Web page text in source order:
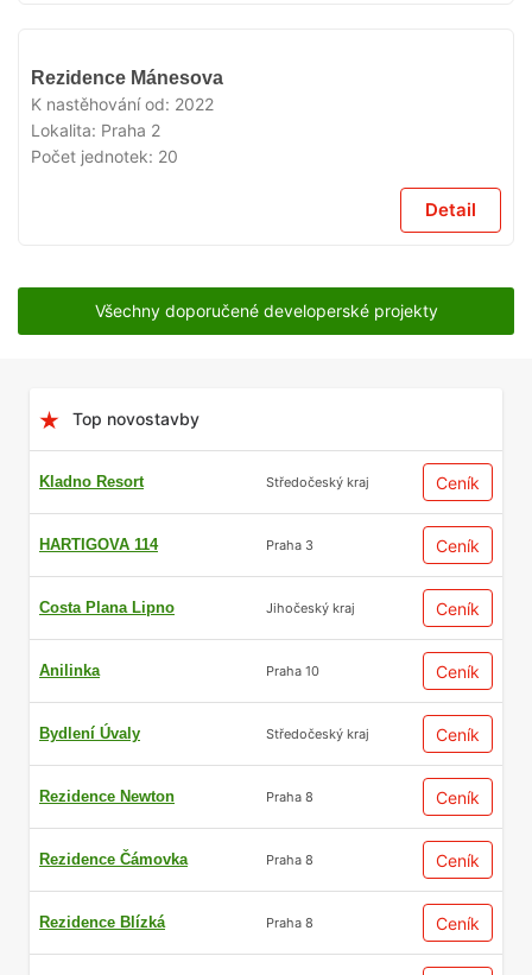
Rezidence Mánesova
K nastěhování od: 2022
Lokalita: Praha 2
Počet jednotek: 20
Detail
Všechny doporučené developerské projekty
Top novostavby
Kladno Resort Středočeský kraj Ceník
HARTIGOVA 114 Praha 3 Ceník
Costa Plana Lipno Jihočeský kraj Ceník
Anilinka Praha 10 Ceník
Bydlení Úvaly Středočeský kraj Ceník
Rezidence Newton Praha 8 Ceník
Rezidence Čámovka Praha 8 Ceník
Rezidence Blízká Praha 8 Ceník